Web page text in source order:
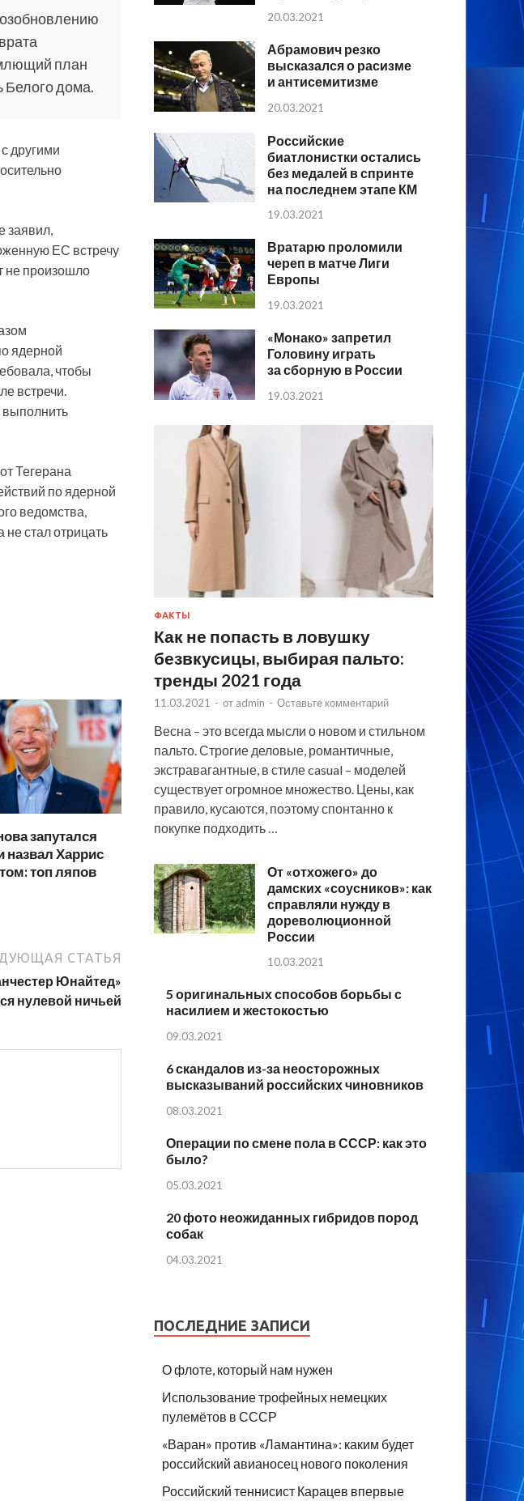
план
Белого дома.
другими
заявил,
ЕС встречу
не произошло
ядерной
чтобы
встречи.
выполнить
Тегерана
по ядерной
ведомства,
не стал отрицать
запутался
назвал Харрис
топ ляпов
СТАТЬЯ
Юнайтед»
нулевой ничьей
20.03.2021
Абрамович резко
высказался о расизме
и антисемитизме
20.03.2021
Российские
биатлонистки остались
без медалей в спринте
на последнем этапе КМ
19.03.2021
Вратарю проломили
череп в матче Лиги
Европы
19.03.2021
«Монако» запретил
Головину играть
за сборную в России
19.03.2021
ФАКТЫ
Как не попасть в ловушку
безвкусицы, выбирая пальто:
тренды 2021 года
11.03.2021 - от admin - Оставьте комментарий
Весна – это всегда мысли о новом и стильном
пальто. Строгие деловые, романтичные,
экстравагантные, в стиле casual – моделей
существует огромное множество. Цены, как
правило, кусаются, поэтому спонтанно к
покупке подходить …
От «отхожего» до
дамских «соусников»: как
справляли нужду в
дореволюционной
России
10.03.2021
5 оригинальных способов борьбы с
насилием и жестокостью
09.03.2021
6 скандалов из-за неосторожных
высказываний российских чиновников
08.03.2021
Операции по смене пола в СССР: как это
было?
05.03.2021
20 фото неожиданных гибридов пород
собак
04.03.2021
ПОСЛЕДНИЕ ЗАПИСИ
О флоте, который нам нужен
Использование трофейных немецких
пулемётов в СССР
«Варан» против «Ламантина»: каким будет
российский авианосец нового поколения
Российский теннисист Карацев впервые